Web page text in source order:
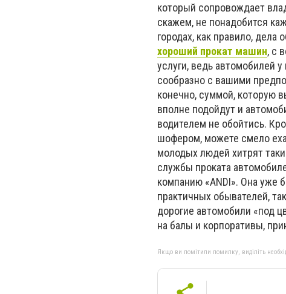
который сопровождает
скажем, не понадобится
городах, как правило,
хороший прокат машин, с
услуги, ведь автомобилей
сообразно с вашими
конечно, суммой, которую
вполне подойдут и
водителем не обойтись.
шофером, можете смело
молодых людей хитрят
службы проката
компанию «АNDI». Она уже
практичных обывателей,
дорогие автомобили «под
на балы и корпоративы,
Якщо ви помітили помилку, виділіть